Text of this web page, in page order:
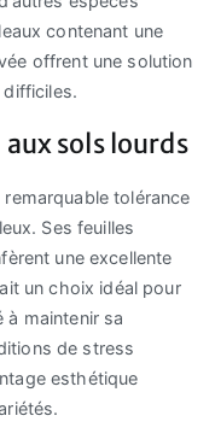
contenant une
offrent une solution
difficiles.
sols lourds
tolérance
Ses feuilles
une excellente
un choix idéal pour
à maintenir sa
de stress
esthétique